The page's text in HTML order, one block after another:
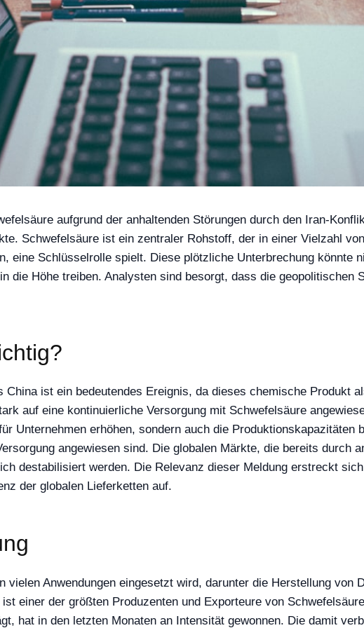
aufgrund der anhaltenden Störungen durch den Iran-
Schwefelsäure ist ein zentraler Rohstoff, der in einer Vielzahl
eine Schlüsselrolle spielt. Diese plötzliche Unterbrechung könnte
die Höhe treiben. Analysten sind besorgt, dass die geopolitischen
China ist ein bedeutendes Ereignis, da dieses chemische Produkt
auf eine kontinuierliche Versorgung mit Schwefelsäure
Unternehmen erhöhen, sondern auch die Produktionskapazitäten
angewiesen sind. Die globalen Märkte, die bereits durch
destabilisiert werden. Die Relevanz dieser Meldung erstreckt
der globalen Lieferketten auf.
Anwendungen eingesetzt wird, darunter die Herstellung von
einer der größten Produzenten und Exporteure von
hat in den letzten Monaten an Intensität gewonnen. Die damit